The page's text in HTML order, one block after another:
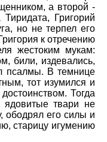
а второй -
Григорий
но не терпел его
к отречению
жестоким мукам:
били, издевались,
псалмы. В темнице
тот изумился и
Тогда
твари не
ободрял его силы и
старицу игумению